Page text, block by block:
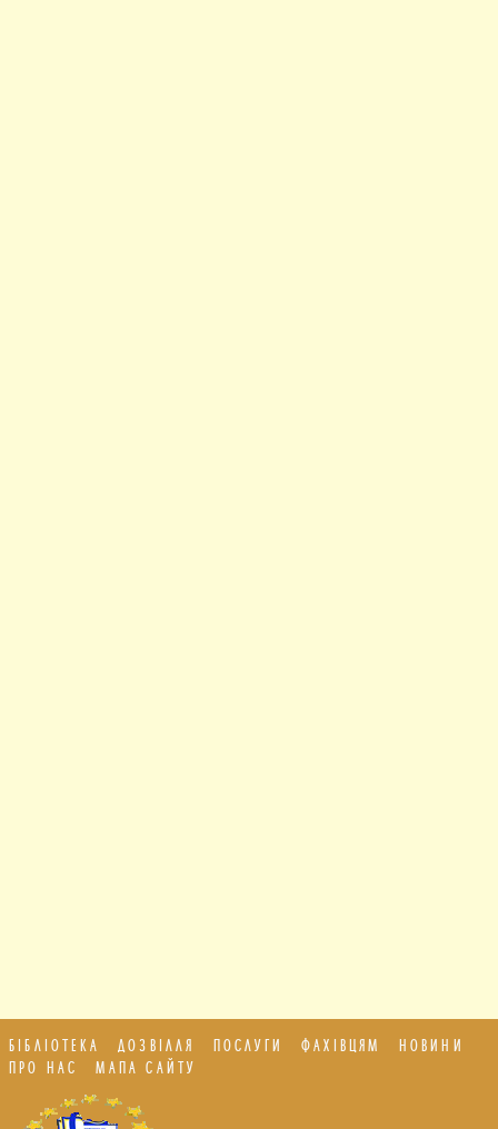
БІБЛІОТЕКА ДОЗВІЛЛЯ ПОСЛУГИ ФАХІВЦЯМ
НОВИНИ
ПРО НАС
МАПА САЙТУ